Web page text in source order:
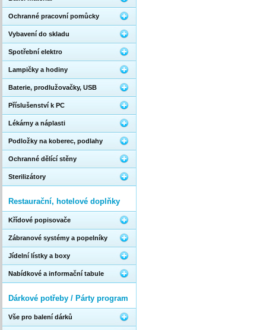
Ochranné pracovní pomůcky
Vybavení do skladu
Spotřební elektro
Lampičky a hodiny
Baterie, prodlužovačky, USB
Příslušenství k PC
Lékárny a náplasti
Podložky na koberec, podlahy
Ochranné dělící stěny
Sterilizátory
Restaurační, hotelové doplňky
Křídové popisovače
Zábranové systémy a popelníky
Jídelní lístky a boxy
Nabídkové a informační tabule
Dárkové potřeby / Párty program
Vše pro balení dárků